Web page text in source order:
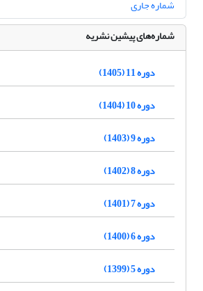
شماره جاری
شماره‌های پیشین نشریه
دوره 11 (1405)
دوره 10 (1404)
دوره 9 (1403)
دوره 8 (1402)
دوره 7 (1401)
دوره 6 (1400)
دوره 5 (1399)